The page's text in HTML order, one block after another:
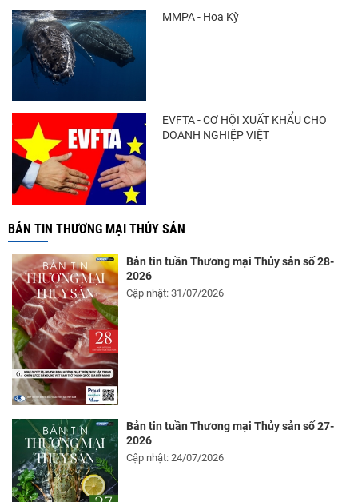
MMPA - Hoa Kỳ
EVFTA - CƠ HỘI XUẤT KHẨU CHO
DOANH NGHIỆP VIỆT
BẢN TIN THƯƠNG MẠI THỦY SẢN
Bản tin tuần Thương mại Thủy sản số 28-
2026
Cập nhật: 31/07/2026
Bản tin tuần Thương mại Thủy sản số 27-
2026
Cập nhật: 24/07/2026